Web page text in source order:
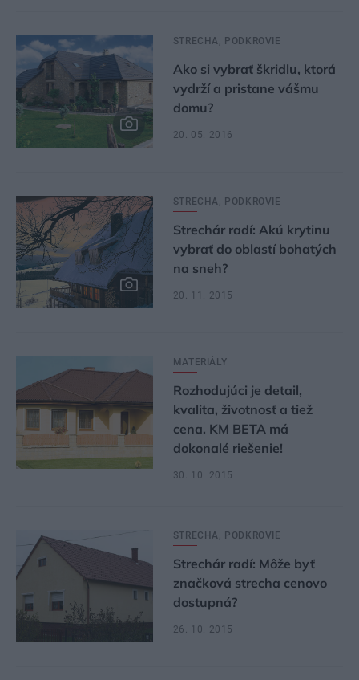
STRECHA, PODKROVIE
Ako si vybrať škridlu, ktorá
vydrží a pristane vášmu
domu?
20. 05. 2016
STRECHA, PODKROVIE
Strechár radí: Akú krytinu
vybrať do oblastí bohatých
na sneh?
20. 11. 2015
MATERIÁLY
Rozhodujúci je detail,
kvalita, životnosť a tiež
cena. KM BETA má
dokonalé riešenie!
30. 10. 2015
STRECHA, PODKROVIE
Strechár radí: Môže byť
značková strecha cenovo
dostupná?
26. 10. 2015